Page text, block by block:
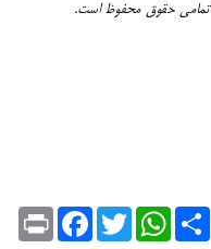
Print
FacebookTwitter
WhatsAppShare